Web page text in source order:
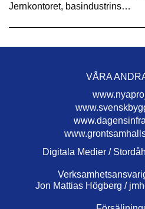
Jernkontoret, basindustrins…
VÅRA
Digitala Medier /
Jon Mattias Högberg /